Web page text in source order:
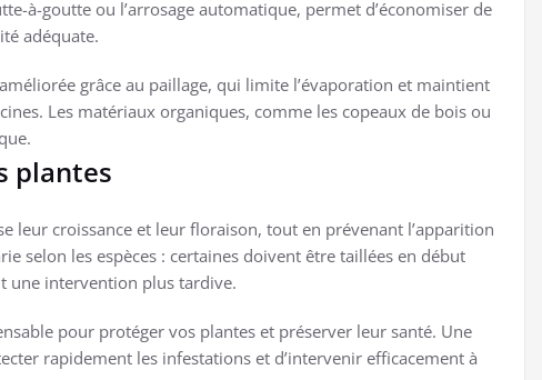
à-goutte ou l’arrosage automatique, permet d’économiser de
adéquate.
grâce au paillage, qui limite l’évaporation et maintient
Les matériaux organiques, comme les copeaux de bois ou
plantes
leur croissance et leur floraison, tout en prévenant l’apparition
selon les espèces : certaines doivent être taillées en début
une intervention plus tardive.
pour protéger vos plantes et préserver leur santé. Une
rapidement les infestations et d’intervenir efficacement à